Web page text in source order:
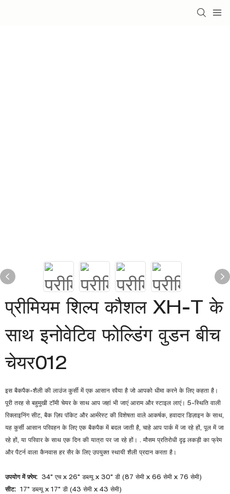
प्रीमियम शिल्प कौशल XH-T के
साथ इनोवेटिव फोल्डिंग वुडन बीच
चेयर012
इस बैकपैक-शैली की लाउंज कुर्सी में एक आसान रवैया है जो आपको धीमा करने के लिए कहता है।
पूरी तरह से बहुमुखी टॉमी चेयर के साथ आप जहां भी जाएं आराम और स्टाइल लाएं। 5-स्थिति वाली
रिक्लाइनिंग सीट, बैक ज़िप पॉकेट और आर्मरेस्ट की विशेषता वाले आकर्षक, हवादार डिज़ाइन के साथ,
यह कुर्सी आसान परिवहन के लिए एक बैकपैक में बदल जाती है, चाहे आप पार्क में जा रहे हों, पूल में जा
रहे हों, या परिवार के साथ एक दिन की यात्रा पर जा रहे हों। . मौसम प्रतिरोधी दृढ़ लकड़ी का फ्रेम
और पैटर्न वाला कैनवास हर सैर के लिए उपयुक्त स्थायी शैली प्रदान करता है।
उपयोग में फ़्रेम:
34" एच x 26" डब्ल्यू x 30" डी (87 सेमी x 66 सेमी x 76 सेमी)
सीट:
17" डब्ल्यू x 17" डी (43 सेमी x 43 सेमी)